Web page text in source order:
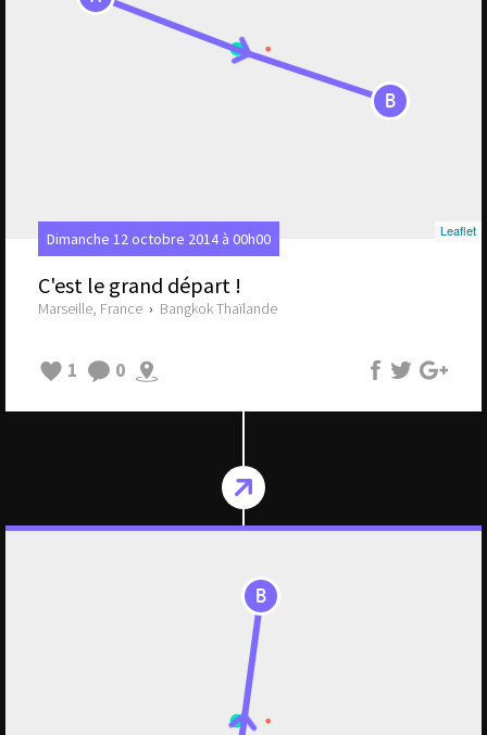
B
Leaflet
Dimanche 12 octobre 2014 à 00h00
C'est le grand départ !
Marseille, France › Bangkok Thaïlande
1 0
B